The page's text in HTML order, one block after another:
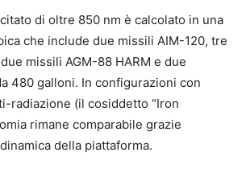
di oltre 850 nm è calcolato in una
che include due missili AIM-120, tre
missili AGM-88 HARM e due
480 galloni. In configurazioni con
radiazione (il cosiddetto “Iron
rimane comparabile grazie
della piattaforma.